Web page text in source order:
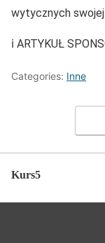
wytycznych swojej
ℹ️ ARTYKUŁ
Categories: Inne
Kurs5